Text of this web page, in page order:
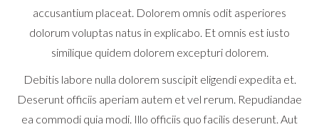
accusantium placeat. Dolorem omnis odit asperiores
dolorum voluptas natus in explicabo. Et omnis est iusto
similique quidem dolorem excepturi dolorem.
Debitis labore nulla dolorem suscipit eligendi expedita et.
Deserunt officiis aperiam autem et vel rerum. Repudiandae
ea commodi quia modi. Illo officiis quo facilis deserunt. Aut